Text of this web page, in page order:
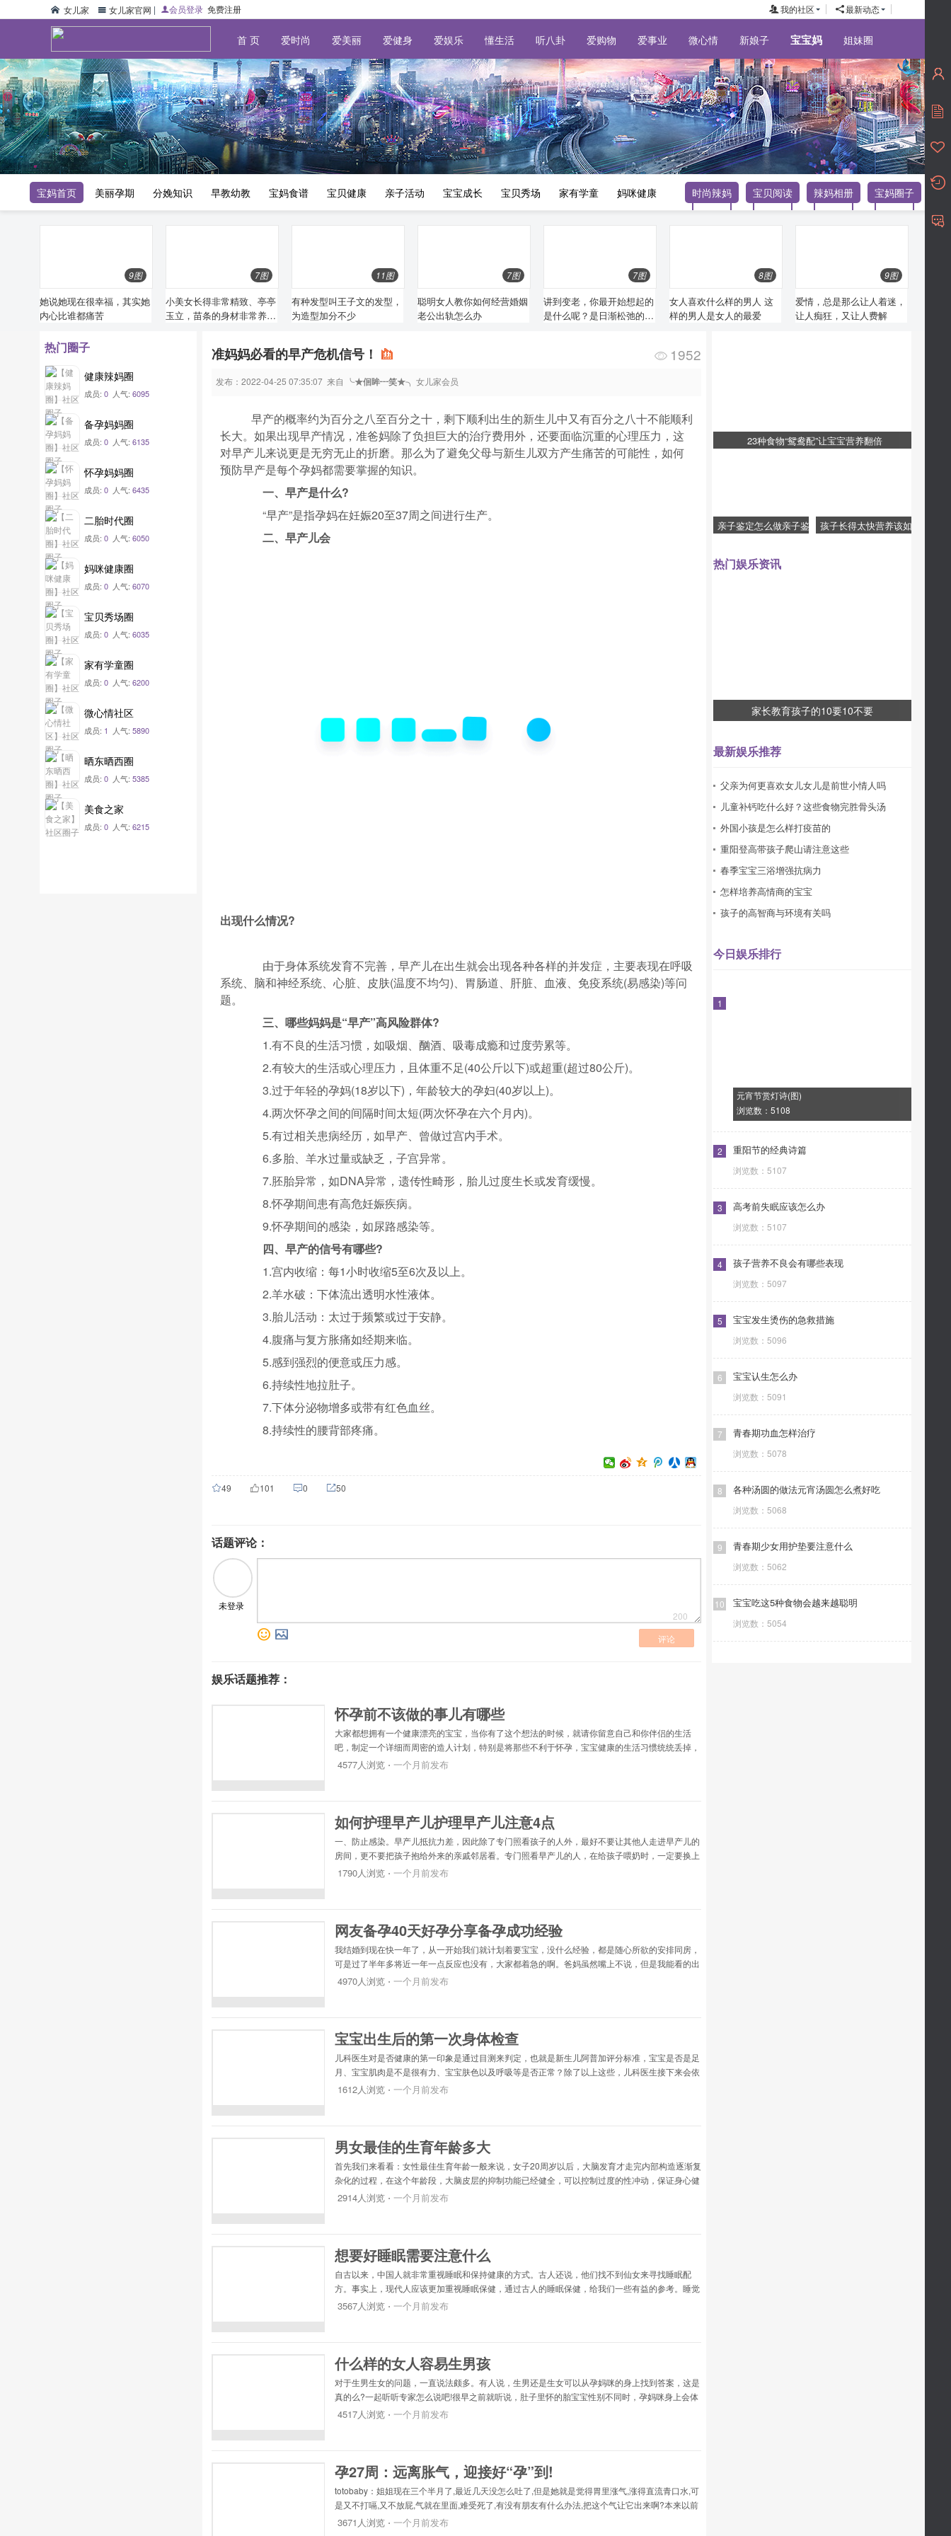
早产的概率约为百分之八至百分之十，剩下顺利出生的新生儿中又有百分之八十不能顺利长大。如果出现早产情况，准爸妈除了负担巨大的治疗费用外，还要面临沉重的心理压力
准妈妈必看的早产危机信号！__美丽孕期_生育政策
女儿家 女儿家官网 | 会员登录 免费注册 我的社区 最新动态
首 页 爱时尚 爱美丽 爱健身 爱娱乐 懂生活 听八卦 爱购物 爱事业 微心情 新娘子 宝宝妈 姐妹圈
宝妈首页 美丽孕期 分娩知识 早教幼教 宝妈食谱 宝贝健康 亲子活动 宝宝成长 宝贝秀场 家有学童 妈咪健康 时尚辣妈 宝贝阅读 辣妈相册 宝妈圈子
9图
她说她现在很幸福，其实她
内心比谁都痛苦
7图
小美女长得非常精致、亭亭
玉立，苗条的身材非常养眼
11图
有种发型叫王子文的发型，
为造型加分不少
7图
聪明女人教你如何经营婚姻
老公出轨怎么办
7图
讲到变老，你最开始想起的
是什么呢？是日渐松弛的肌
8图
女人喜欢什么样的男人 这
样的男人是女人的最爱
9图
爱情，总是那么让人着迷，
让人痴狂，又让人费解
热门圈子
健康辣妈圈
成员: 0 人气: 6095
备孕妈妈圈
成员: 0 人气: 6135
怀孕妈妈圈
成员: 0 人气: 6435
二胎时代圈
成员: 0 人气: 6050
妈咪健康圈
成员: 0 人气: 6070
宝贝秀场圈
成员: 0 人气: 6035
家有学童圈
成员: 0 人气: 6200
微心情社区
成员: 1 人气: 5890
晒东晒西圈
成员: 0 人气: 5385
美食之家
成员: 0 人气: 6215
准妈妈必看的早产危机信号！ 1952
发布：2022-04-25 07:35:07 来自 ╰★佪眸┅笑★╮ 女儿家会员
早产的概率约为百分之八至百分之十，剩下顺利出生的新生儿中又有百分之八十不能顺利
长大。如果出现早产情况，准爸妈除了负担巨大的治疗费用外，还要面临沉重的心理压力，这
对早产儿来说更是无穷无止的折磨。那么为了避免父母与新生儿双方产生痛苦的可能性，如何
预防早产是每个孕妈都需要掌握的知识。
一、早产是什么?
“早产”是指孕妈在妊娠20至37周之间进行生产。
二、早产儿会
出现什么情况?
由于身体系统发育不完善，早产儿在出生就会出现各种各样的并发症，主要表现在呼吸
系统、脑和神经系统、心脏、皮肤(温度不均匀)、胃肠道、肝脏、血液、免疫系统(易感染)等问
题。
三、哪些妈妈是“早产”高风险群体?
1.有不良的生活习惯，如吸烟、酗酒、吸毒成瘾和过度劳累等。
2.有较大的生活或心理压力，且体重不足(40公斤以下)或超重(超过80公斤)。
3.过于年轻的孕妈(18岁以下)，年龄较大的孕妇(40岁以上)。
4.两次怀孕之间的间隔时间太短(两次怀孕在六个月内)。
5.有过相关患病经历，如早产、曾做过宫内手术。
6.多胎、羊水过量或缺乏，子宫异常。
7.胚胎异常，如DNA异常，遗传性畸形，胎儿过度生长或发育缓慢。
8.怀孕期间患有高危妊娠疾病。
9.怀孕期间的感染，如尿路感染等。
四、早产的信号有哪些?
1.宫内收缩：每1小时收缩5至6次及以上。
2.羊水破：下体流出透明水性液体。
3.胎儿活动：太过于频繁或过于安静。
4.腹痛与复方胀痛如经期来临。
5.感到强烈的便意或压力感。
6.持续性地拉肚子。
7.下体分泌物增多或带有红色血丝。
8.持续性的腰背部疼痛。
û49 ñ101 0 50
话题评论：
未登录
200
评论
o p
娱乐话题推荐：
怀孕前不该做的事儿有哪些
大家都想拥有一个健康漂亮的宝宝，当你有了这个想法的时候，就请你留意自己和你伴侣的生活
吧，制定一个详细而周密的造人计划，特别是将那些不利于怀孕，宝宝健康的生活习惯统统丢掉，
从现在开始绕过这些“雷区”，向着既定目标努力前进！为健康的宝宝而努力。饮食生活
4577人浏览 ⋅ 一个月前发布
如何护理早产儿护理早产儿注意4点
一、防止感染。早产儿抵抗力差，因此除了专门照看孩子的人外，最好不要让其他人走进早产儿的
房间，更不要把孩子抱给外来的亲戚邻居看。专门照看早产儿的人，在给孩子喂奶时，一定要换上
干净的衣服，洗净双手。如果妈妈感冒了还要带上口罩再哺乳，哺乳前用肥皂和热水洗手，
1790人浏览 ⋅ 一个月前发布
网友备孕40天好孕分享备孕成功经验
我结婚到现在快一年了，从一开始我们就计划着要宝宝，没什么经验，都是随心所欲的安排同房，
可是过了半年多将近一年一点反应也没有，大家都着急的啊。爸妈虽然嘴上不说，但是我能看的出
来。所以我每天可紧张了。但越是紧张越是怀上来啊。月经还越发不正常，其中有一个月，
4970人浏览 ⋅ 一个月前发布
宝宝出生后的第一次身体检查
儿科医生对是否健康的第一印象是通过目测来判定，也就是新生儿阿普加评分标准，宝宝是否是足
月、宝宝肌肉是不是很有力、宝宝肤色以及呼吸等是否正常？除了以上这些，儿科医生接下来会依
依检查宝宝关键的各个部位。1.头部医生会检查宝宝的头部，看看是否异常
1612人浏览 ⋅ 一个月前发布
男女最佳的生育年龄多大
首先我们来看看：女性最佳生育年龄一般来说，女子20周岁以后，大脑发育才走完内部构造逐渐复
杂化的过程，在这个年龄段，大脑皮层的抑制功能已经健全，可以控制过度的性冲动，保证身心健
康，不仅有利于促进智力发育，而且22周岁以后，身体发育才渐渐走向完全成熟。
2914人浏览 ⋅ 一个月前发布
想要好睡眠需要注意什么
自古以来，中国人就非常重视睡眠和保持健康的方式。古人还说，他们找不到仙女来寻找睡眠配
方。事实上，现代人应该更加重视睡眠保健，通过古人的睡眠保健，给我们一些有益的参考。睡觉
前不要生气。情绪的任何变化都会导致气血紊乱，从而导致失眠甚至疾病。因此，一个人不仅应该
3567人浏览 ⋅ 一个月前发布
什么样的女人容易生男孩
对于生男生女的问题，一直说法颇多。有人说，生男还是生女可以从孕妈咪的身上找到答案，这是
真的么?一起听听专家怎么说吧!很早之前就听说，肚子里怀的胎宝宝性别不同时，孕妈咪身上会体
现出不同的特征。那么，哪些特征表明孕妈咪肚子里怀的是男孩呢?下面，99育儿
4517人浏览 ⋅ 一个月前发布
孕27周：远离胀气，迎接好“孕”到!
totobaby：姐姐现在三个半月了,最近几天没怎么吐了,但是她就是觉得胃里涨气,涨得直流青口水,可
是又不打嗝,又不放屁,气就在里面,难受死了,有没有朋友有什么办法,把这个气让它出来啊?本来以前
喝可乐挺管用的,可是看了这上面说不能喝,现在真是没招了。
3671人浏览 ⋅ 一个月前发布
23种食物“鸳鸯配”让宝宝营养翻倍
亲子鉴定怎么做亲子鉴
孩子长得太快营养该如
热门娱乐资讯
家长教育孩子的10要10不要
最新娱乐推荐
父亲为何更喜欢女儿女儿是前世小情人吗
儿童补钙吃什么好？这些食物完胜骨头汤
外国小孩是怎么样打疫苗的
重阳登高带孩子爬山请注意这些
春季宝宝三浴增强抗病力
怎样培养高情商的宝宝
孩子的高智商与环境有关吗
今日娱乐排行
1
元宵节赏灯诗(图)
浏览数： 5108
2 重阳节的经典诗篇
浏览数： 5107
3 高考前失眠应该怎么办
浏览数： 5107
4 孩子营养不良会有哪些表现
浏览数： 5097
5 宝宝发生烫伤的急救措施
浏览数： 5096
6 宝宝认生怎么办
浏览数： 5091
7 青春期功血怎样治疗
浏览数： 5078
8 各种汤圆的做法元宵汤圆怎么煮好吃
浏览数： 5068
9 青春期少女用护垫要注意什么
浏览数： 5062
10 宝宝吃这5种食物会越来越聪明
浏览数： 5054